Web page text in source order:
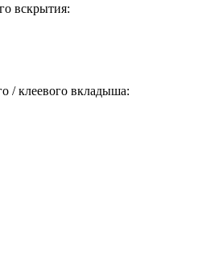
вскрытия:
/ клеевого вкладыша: